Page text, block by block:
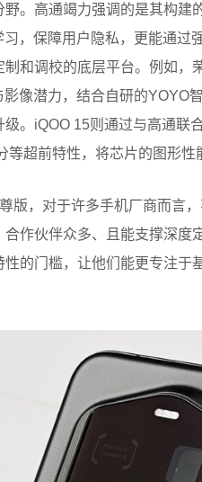
。高通竭力强调的是其构建
，保障用户隐私，更能通过
和调校的底层平台。例如，
像潜力，结合自研的YOYO
。iQOO 15则通过与高通联
超前特性，将芯片的图形性
版，对于许多手机厂商而言
作伙伴众多、且能支撑深度
的门槛，让他们能更专注于